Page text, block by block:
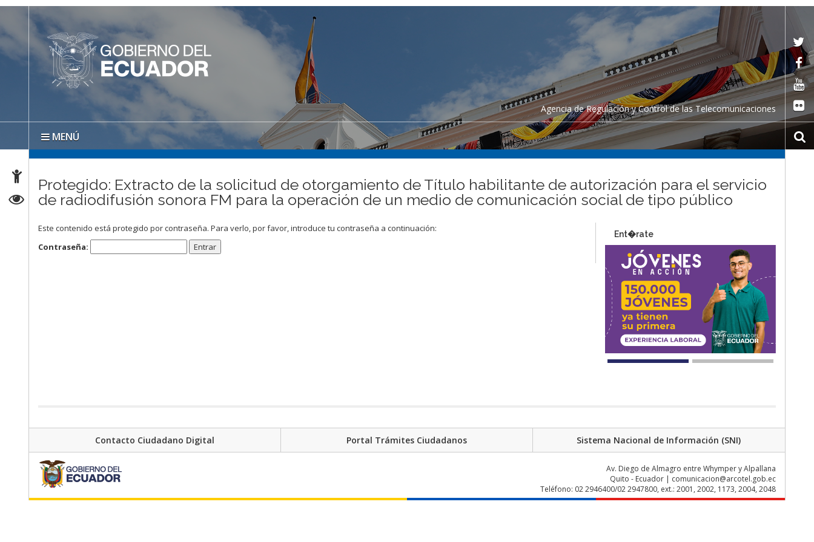
Agencia de Regulación y Control de las Telecomunicaciones
MENÚ
Protegido: Extracto de la solicitud de otorgamiento de Título habilitante de autorización para el servicio
de radiodifusión sonora FM para la operación de un medio de comunicación social de tipo público
Este contenido está protegido por contraseña. Para verlo, por favor, introduce tu contraseña a continuación:
Contraseña:
Ent�rate
Contacto Ciudadano Digital Portal Trámites Ciudadanos Sistema Nacional de Información (SNI)
Av. Diego de Almagro entre Whymper y Alpallana
Quito - Ecuador | comunicacion@arcotel.gob.ec
Teléfono: 02 2946400/02 2947800, ext.: 2001, 2002, 1173, 2004, 2048